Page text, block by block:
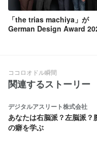
「the trias machiya」が
German Design Award
ココロオドル瞬間
関連するストーリー
デジタルアスリート株式会社
あなたは右脳派？左脳派？
の癖を学ぶ